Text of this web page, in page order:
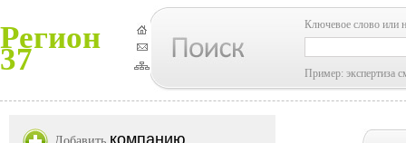
Регион
37
Ключевое слово или
Пример: экспертиза
компанию